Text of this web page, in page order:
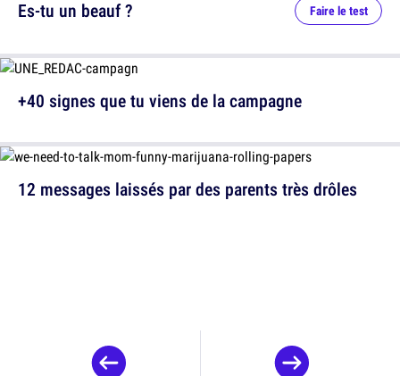
12 messages laissés par des parents très drôles
Es-tu un beauf ? Faire le test
+40 signes que tu viens de la campagne